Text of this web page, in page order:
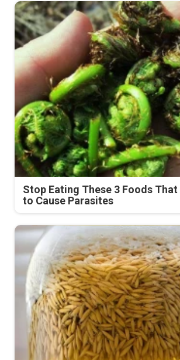
Stop Eating These 3 Foods That
to Cause Parasites